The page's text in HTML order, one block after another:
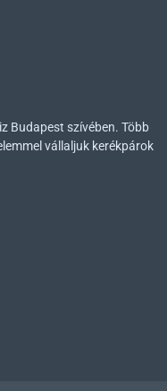
Budapest szívében. Több
vállaljuk kerékpárok